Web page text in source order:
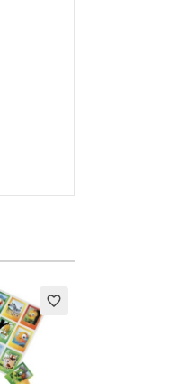
favorite_border